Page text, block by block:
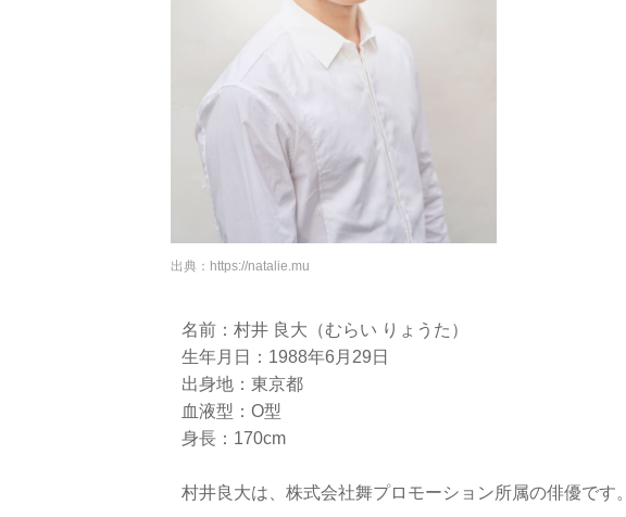
出典： https://natalie.mu
名前：村井 良大（むらい りょうた）
生年月日：1988年6月29日
出身地：東京都
血液型：O型
身長：170cm
村井良大は、株式会社舞プロモーション所属の俳優です。